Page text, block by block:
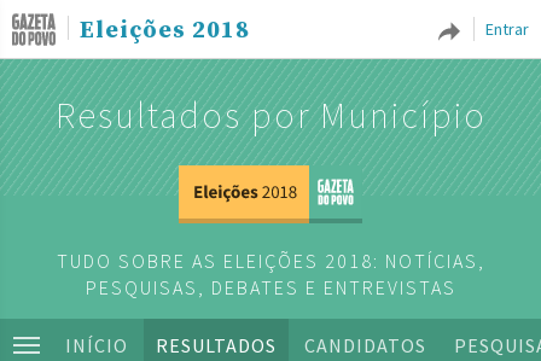
Entrar
Eleições 2018
Resultados por Município
TUDO SOBRE AS ELEIÇÕES 2018: NOTÍCIAS,
PESQUISAS, DEBATES E ENTREVISTAS
INÍCIO RESULTADOS CANDIDATOS